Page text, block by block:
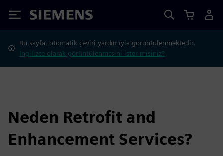
Siemens
Bu sayfa, otomatik çeviri yardımıyla görüntülenmektedir.
İngilizce olarak görüntülenmesini ister misiniz?
Neden Retrofit and
Enhancement Services?